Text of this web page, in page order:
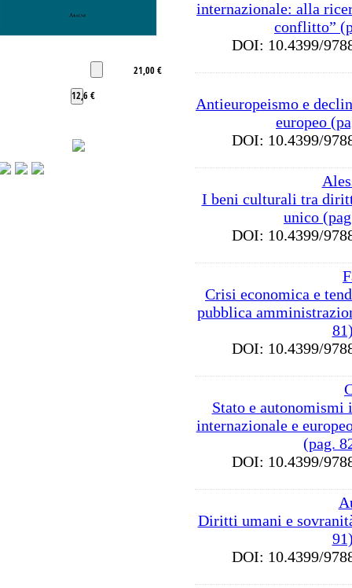
21,00 €
12,6 €
internazionale: alla
conflitto”
DOI: 10.4399/
Antieuropeismo e
europeo
DOI: 10.4399/
I beni culturali tra
unico
DOI: 10.4399/
Crisi economica e
pubblica
DOI: 10.4399/
Stato e
internazionale e
(pag.
DOI: 10.4399/
Diritti umani e
DOI: 10.4399/